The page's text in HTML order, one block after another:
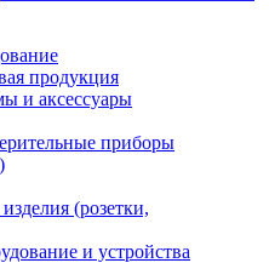
продукция
и аксессуары
приборы
(розетки,
и устройства